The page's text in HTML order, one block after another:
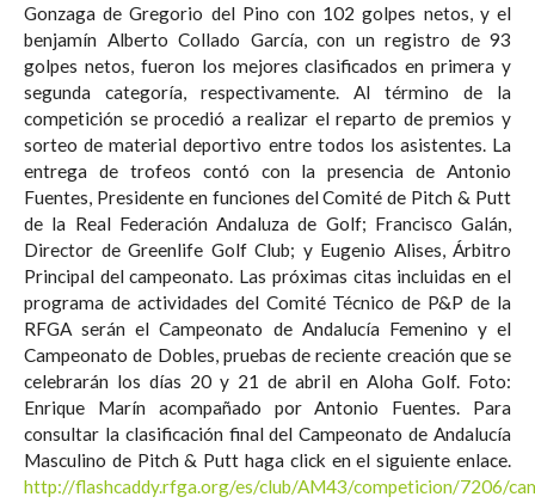
Gonzaga de Gregorio del Pino con 102 golpes netos, y el
benjamín Alberto Collado García, con un registro de 93
golpes netos, fueron los mejores clasificados en primera y
segunda categoría, respectivamente. Al término de la
competición se procedió a realizar el reparto de premios y
sorteo de material deportivo entre todos los asistentes. La
entrega de trofeos contó con la presencia de Antonio
Fuentes, Presidente en funciones del Comité de Pitch & Putt
de la Real Federación Andaluza de Golf; Francisco Galán,
Director de Greenlife Golf Club; y Eugenio Alises, Árbitro
Principal del campeonato. Las próximas citas incluidas en el
programa de actividades del Comité Técnico de P&P de la
RFGA serán el Campeonato de Andalucía Femenino y el
Campeonato de Dobles, pruebas de reciente creación que se
celebrarán los días 20 y 21 de abril en Aloha Golf. Foto:
Enrique Marín acompañado por Antonio Fuentes. Para
consultar la clasificación final del Campeonato de Andalucía
Masculino de Pitch & Putt haga click en el siguiente enlace.
http://flashcaddy.rfga.org/es/club/AM43/competicion/7206/